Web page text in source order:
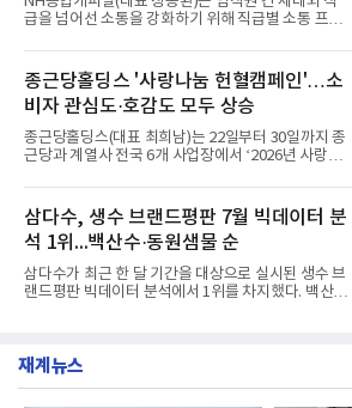
했다. 자극적이지 않으면서도 깊은 닭육수에 마늘의
개운한 풍미를 더했으며, 국물이 잘 배어들면서도 쫄
서도
급을 넘어선 소통을 강화하기 위해 직급별 소통 프로
부터 30일까지 서울 원센티널 NH농협캐피탈타워 22
층에서 운영했다고 31일 밝혔다.이번 프로그램은 경
영지원부 홍보팀과 2026년 새로이(e)＊가 공동 주관
했으며, ▲팀장·부장(7.27), ▲계장·주임(7.28), ▲과
장·차장(7.29), ▲대리(7.30) 등 직급별로 총 4회에 걸
쳐 진행됐다.참고로 새로이(e)는 NH농협캐피탈 MZ
세대들로(과장~계장) 구성된 자율 참여조직으로, 조
반에 전파하는 역할
종근당홀딩스 '사랑나눔 헌혈캠페인'…소
비자 관심도·호감도 모두 상승
종근당홀딩스(대표 최희남)는 22일부터 30일까지 종
근당과 계열사 전국 6개 사업장에서 ‘2026년 사랑나
인은 장마와 폭염, 여름휴가 등으로 헌혈 참여가 줄어
드는 시기에 안정적 혈액 수급에 기여하고 생명나눔
문화를 확산하기 위해 마련됐다.캠페인은 종근당 천
안공장을 시작으로 ▲효종연구소 ▲종근당바이오 안
산공장 ▲경보제약 아산본사 ▲종근당건강 당진공장
▲종근당 본사 등 전국 6개 사업장에서 릴레이 방식
으로 이어졌다.캠페인 기간에는 임직원의 참여를 독
증을 한국백혈병
삼다수, 생수 브랜드평판 7월 빅데이터 분
석 1위...백산수·동원샘물 순
삼다수가 최근 한 달 기간을 대상으로 실시된 생수 브
랜드평판 빅데이터 분석에서 1위를 차지했다. 백산수
까지 수집된 소비자 빅데이터 3,702,555건을 분석한
재계뉴스